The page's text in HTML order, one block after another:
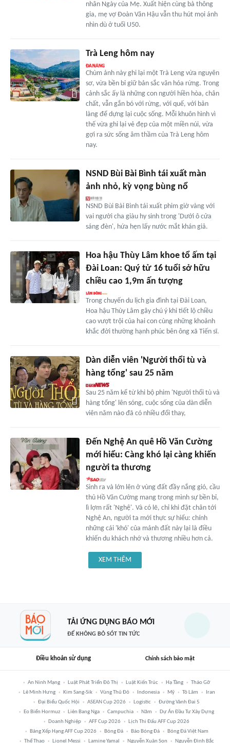
nhân Ngày của Mẹ. Xuất hiện cùng bà thông
gia, mẹ vợ Đoàn Văn Hậu vẫn thu hút mọi ánh
nhìn dù ở tuổi U50.
Trà Leng hôm nay
Chùm ảnh này ghi lại một Trà Leng vừa nguyên
sơ, vừa bền bỉ giữ bản sắc văn hóa rừng. Trong
cảnh sắc ấy là những con người hiền hòa, chân
chất, vẫn gắn bó với rừng, với quế, với bản
làng để dựng lại cuộc sống. Mỗi khuôn hình vì
thế vừa ghi lại vẻ đẹp của một miền núi, vừa
gợi ra sức sống âm thầm của Trà Leng hôm
nay.
NSND Bùi Bài Bình tái xuất màn
ảnh nhỏ, kỳ vọng bùng nổ
NSND Bùi Bài Bình tái xuất phim giờ vàng với
vai người cha giàu hy sinh trong 'Dưới ô cửa
sáng đèn', hứa hẹn lấy nước mắt khán giả.
Hoa hậu Thùy Lâm khoe tổ ấm tại
Đài Loan: Quý tử 16 tuổi sở hữu
chiều cao 1,9m ấn tượng
Trong chuyến du lịch gia đình tại Đài Loan,
Hoa hậu Thùy Lâm gây chú ý khi tiết lộ chiều
cao vượt trội của hai con cùng những khoảnh
khắc đời thường hạnh phúc bên ông xã Tiến sĩ.
Dàn diễn viên 'Người thổi tù và
hàng tổng' sau 25 năm
Sau 25 năm kể từ khi bộ phim 'Người thổi tù và
hàng tổng' lên sóng, cuộc sống của dàn diễn
viên năm nào đã có nhiều đổi thay,
Đến Nghệ An quê Hồ Văn Cường
mới hiểu: Càng khó lại càng khiến
người ta thương
Sinh ra và lớn lên ở vùng đất đầy nắng gió, cầu
thủ Hồ Văn Cường mang trong mình sự bền bỉ,
lì lợm rất 'Nghệ'. Và có lẽ, chỉ khi đặt chân tới
Nghệ An, người ta mới thực sự hiểu: chính
những cái 'khó' của mảnh đất này lại là điều
khiến du khách nhớ và thương nhiều hơn cả.
XEM THÊM
TẢI ỨNG DỤNG BÁO MỚI
ĐỂ KHÔNG BỎ SÓT TIN TỨC
Điều khoản sử dụng Chính sách bảo mật
An Ninh Mạng Luật Phát Triển Đô Thị Luật Kiến Trúc Hạ Tầng
Tháo Gỡ
Lê Minh Hưng
Kim Sang-Sik Vùng Thủ Đô Indonesia Mỹ Tô Lâm
Iran
Đại Biểu Quốc Hội
ASEAN Cup 2026 Logistic
Đường Vành Đai 5
Eo Biển Hormuz
Liên Bang Nga Campuchia Năm
Dự Án Đầu Tư Xây Dựng
Doanh Nghiệp
AFF Cup 2026
Lịch Thi Đấu AFF Cup 2026
Bảng Xếp Hạng AFF Cup 2026
Bóng Đá Báo Bóng Đá
Bóng Đá Việt Nam
Thể Thao
Lionel Messi Lamine Yamal Nguyễn Xuân Son Nguyễn Đình Bắc